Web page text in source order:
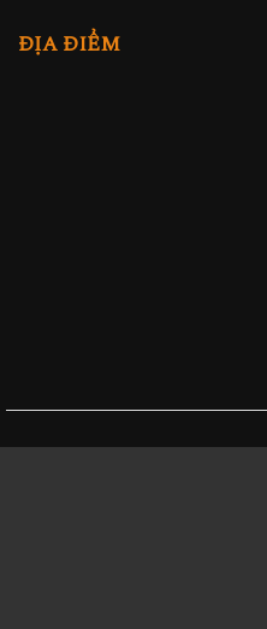
ĐỊA ĐIỂM